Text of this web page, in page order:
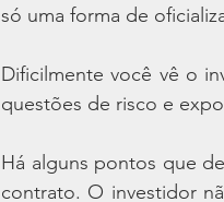
só uma forma de
Dificilmente você vê o
questões de risco e
Há alguns pontos que
contrato. O investidor